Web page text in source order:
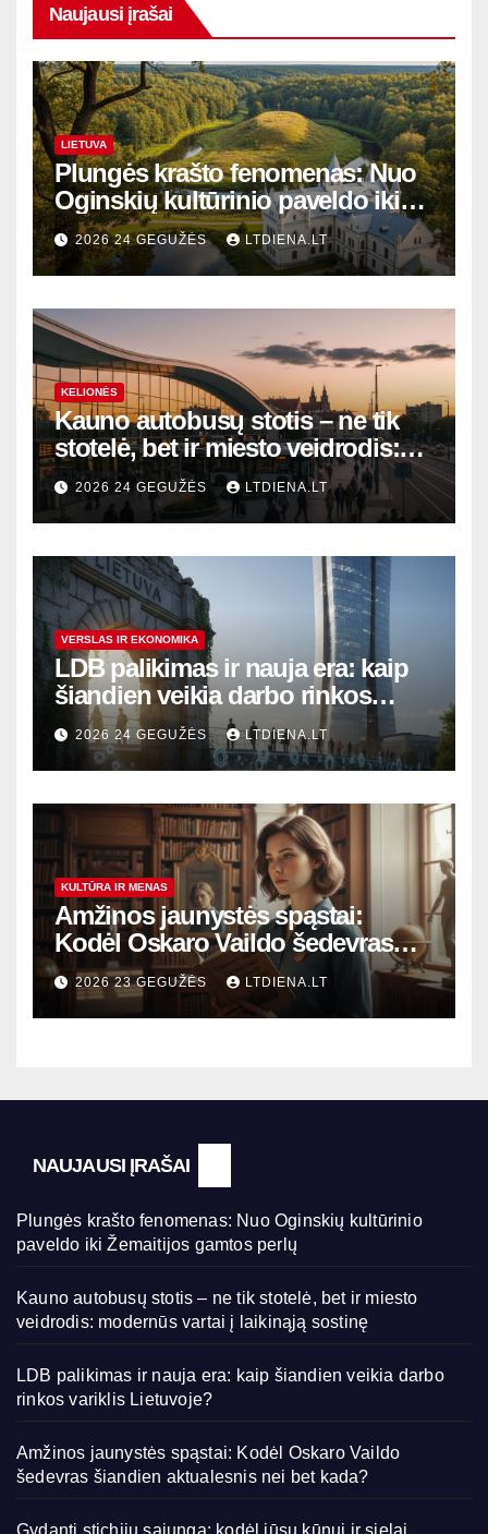
Naujausi įrašai
LIETUVA
Plungės krašto fenomenas: Nuo
Oginskių kultūrinio paveldo iki
Žemaitijos gamtos perlų
2026 24 GEGUŽĖS LTDIENA.LT
KELIONĖS
Kauno autobusų stotis – ne tik
stotelė, bet ir miesto veidrodis:
modernūs vartai į laikinąją
sostinę
2026 24 GEGUŽĖS LTDIENA.LT
VERSLAS IR EKONOMIKA
LDB palikimas ir nauja era: kaip
šiandien veikia darbo rinkos
variklis Lietuvoje?
2026 24 GEGUŽĖS LTDIENA.LT
KULTŪRA IR MENAS
Amžinos jaunystės spąstai:
Kodėl Oskaro Vaildo šedevras
šiandien aktualesnis nei bet
kada?
2026 23 GEGUŽĖS LTDIENA.LT
NAUJAUSI ĮRAŠAI
Plungės krašto fenomenas: Nuo Oginskių kultūrinio
paveldo iki Žemaitijos gamtos perlų
Kauno autobusų stotis – ne tik stotelė, bet ir miesto
veidrodis: modernūs vartai į laikinąją sostinę
LDB palikimas ir nauja era: kaip šiandien veikia darbo
rinkos variklis Lietuvoje?
Amžinos jaunystės spąstai: Kodėl Oskaro Vaildo
šedevras šiandien aktualesnis nei bet kada?
Gydanti stichijų sąjunga: kodėl jūsų kūnui ir sielai